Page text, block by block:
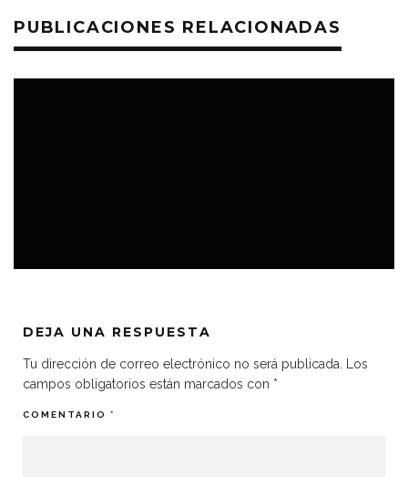
PUBLICACIONES RELACIONADAS
DEJA UNA RESPUESTA
Tu dirección de correo electrónico no será publicada.
Los
campos obligatorios están marcados con *
COMENTARIO *